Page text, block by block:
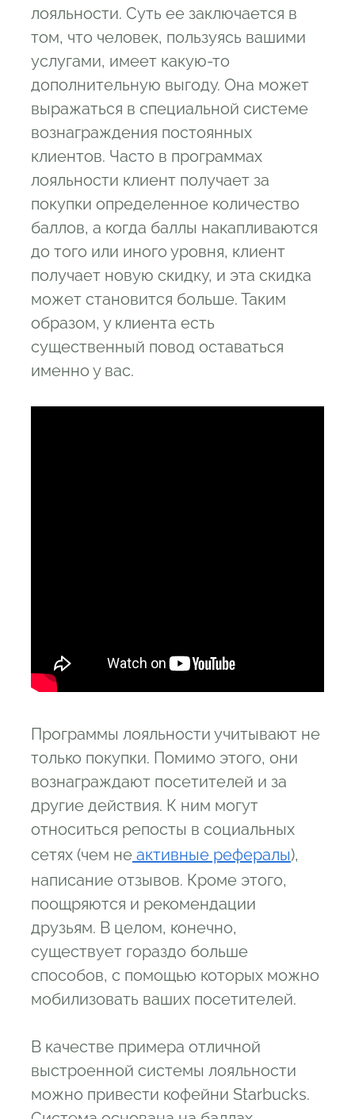
лояльности. Суть ее заключается в
том, что человек, пользуясь вашими
услугами, имеет какую-то
дополнительную выгоду. Она может
выражаться в специальной системе
вознаграждения постоянных
клиентов. Часто в программах
лояльности клиент получает за
покупки определенное количество
баллов, а когда баллы накапливаются
до того или иного уровня, клиент
получает новую скидку, и эта скидка
может становится больше. Таким
образом, у клиента есть
существенный повод оставаться
именно у вас.
Программы лояльности учитывают не
только покупки. Помимо этого, они
вознаграждают посетителей и за
другие действия. К ним могут
относиться репосты в социальных
сетях (чем не активные рефералы),
написание отзывов. Кроме этого,
поощряются и рекомендации
друзьям. В целом, конечно,
существует гораздо больше
способов, с помощью которых можно
мобилизовать ваших посетителей.
В качестве примера отличной
выстроенной системы лояльности
можно привести кофейни Starbucks.